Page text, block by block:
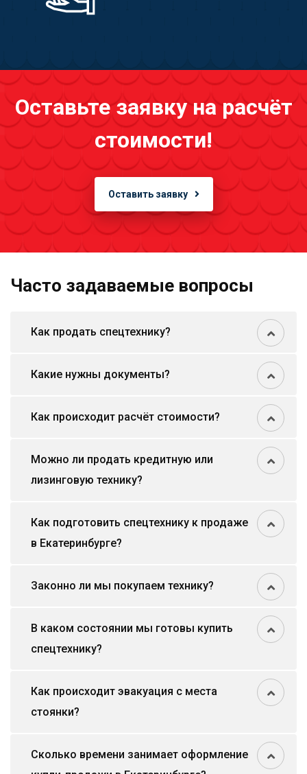
Оставьте заявку на расчёт
стоимости!
Оставить заявку
Часто задаваемые вопросы
Как продать спецтехнику?
Какие нужны документы?
Как происходит расчёт стоимости?
Можно ли продать кредитную или
лизинговую технику?
Как подготовить спецтехнику к продаже
в Екатеринбурге?
Законно ли мы покупаем технику?
В каком состоянии мы готовы купить
спецтехнику?
Как происходит эвакуация с места
стоянки?
Сколько времени занимает оформление